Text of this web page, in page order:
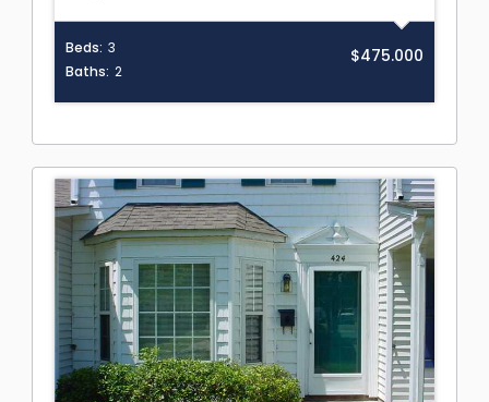
Beds: 3
Baths: 2
$475.000